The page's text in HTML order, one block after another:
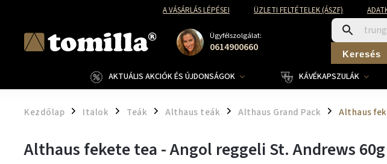
A VÁSÁRLÁS LÉPÉSEI ÜZLETI FELTÉTELEK (ÁSZF)
Ügyfélszolgálat:
0614900660 Keresés
AKTUÁLIS AKCIÓK ÉS ÚJDONSÁGOK KÁVÉKAPSZULÁK
Kezdőlap / Italok / Teák / Althaus teák / Althaus Grand Pack / Althaus
Althaus fekete tea - Angol reggeli St. Andrews 60g